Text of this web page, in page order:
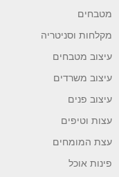
מטבחים
מקלחות וסניטריה
עיצוב מטבחים
עיצוב משרדים
עיצוב פנים
עצות וטיפים
עצת המומחים
פינות אוכל